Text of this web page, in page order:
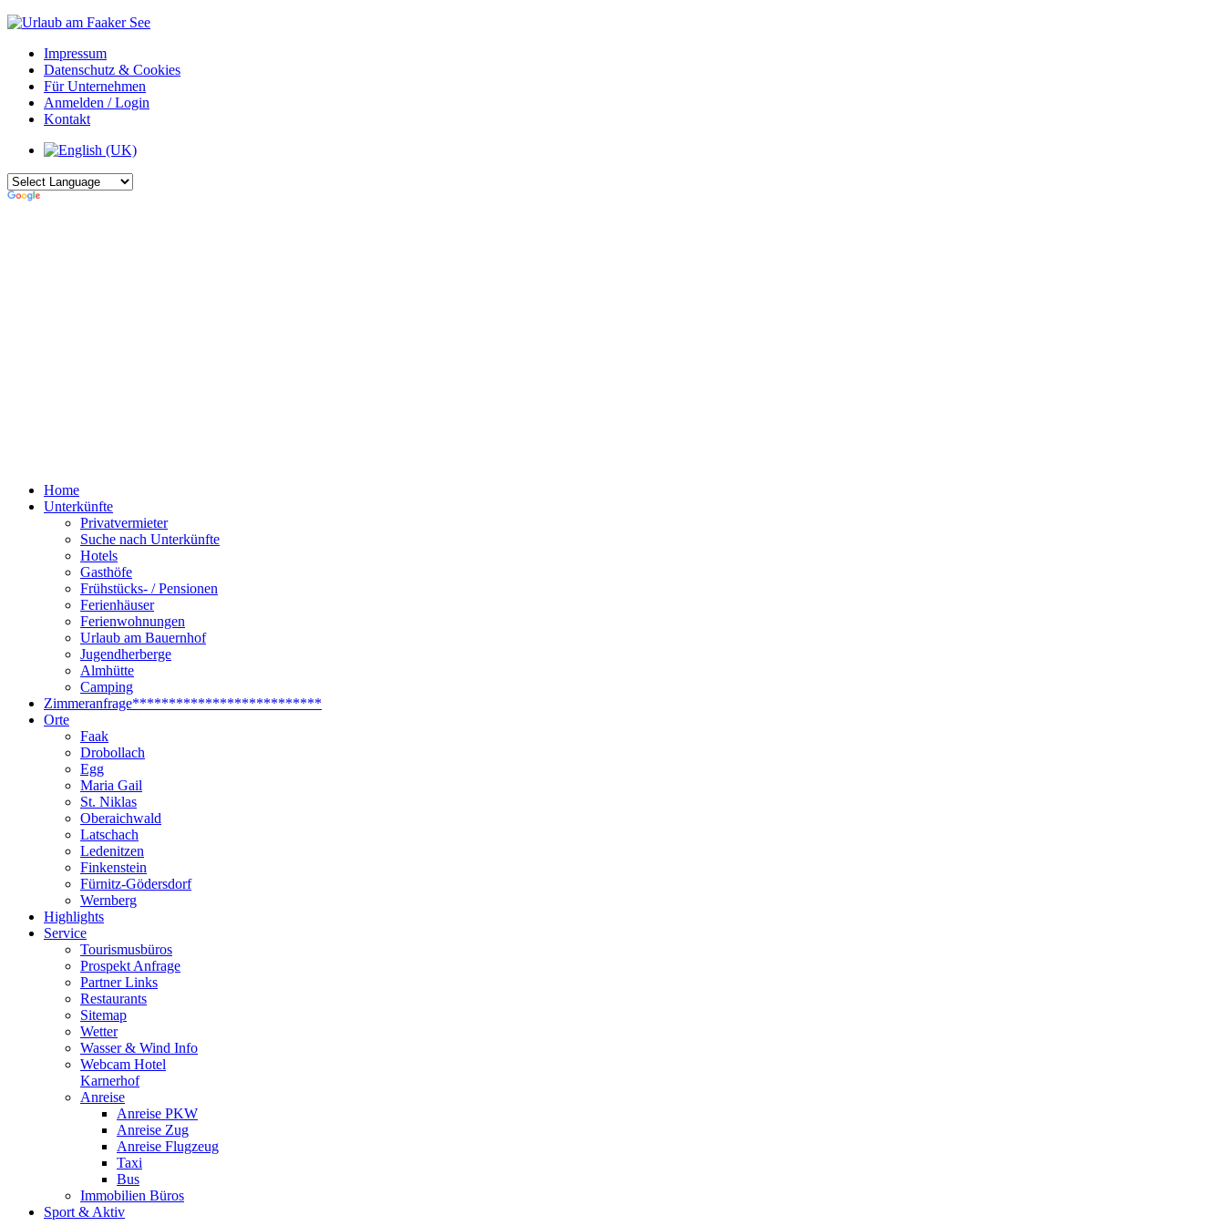
Impressum
Datenschutz & Cookies
Für Unternehmen
Anmelden / Login
Kontakt
Home
Unterkünfte
Privatvermieter
Suche nach Unterkünfte
Hotels
Gasthöfe
Frühstücks- / Pensionen
Ferienhäuser
Ferienwohnungen
Urlaub am Bauernhof
Jugendherberge
Almhütte
Camping
Zimmeranfrage**************************
Orte
Faak
Drobollach
Egg
Maria Gail
St. Niklas
Oberaichwald
Latschach
Ledenitzen
Finkenstein
Fürnitz-Gödersdorf
Wernberg
Highlights
Service
Tourismusbüros
Prospekt Anfrage
Partner Links
Restaurants
Sitemap
Wetter
Wasser & Wind Info
Webcam Hotel
Karnerhof
Anreise
Anreise PKW
Anreise Zug
Anreise Flugzeug
Taxi
Bus
Immobilien Büros
Sport & Aktiv